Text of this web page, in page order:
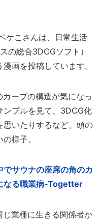
ケこさんは、日常生活
の総合3DCGソフト）
画を投稿しています。
ーブの構造が気になっ
ンプルを見て、3DCG化
いたりするなど、頭の
様子。
サウナの座席の角のカ
なる職業病‐Togetter
業種に生きる関係者か